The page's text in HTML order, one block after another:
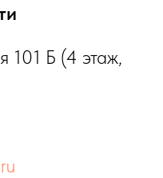
101 Б (4 этаж,